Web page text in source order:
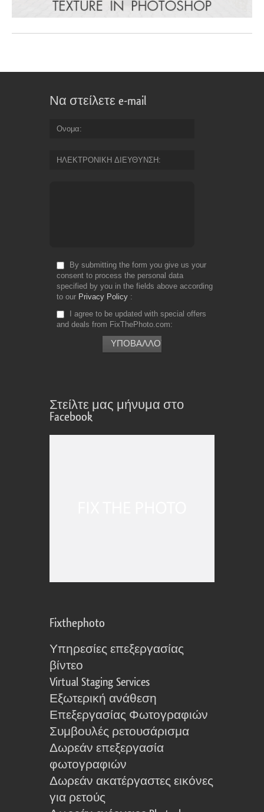
Να στείλετε e-mail
Ονομα
ΗΛΕΚΤΡΟΝΙΚΗ ΔΙΕΥΘΥΝΣΗ
By submitting the form you give us your
consent to process the personal data
specified by you in the fields above according
to our Privacy Policy
I agree to be updated with special offers
and deals from FixThePhoto.com
Στείλτε μας μήνυμα στο
Facebook
Fixthephoto
Υπηρεσίες επεξεργασίας
βίντεο
Virtual Staging Services
Εξωτερική ανάθεση
Επεξεργασίας Φωτογραφιών
Συμβουλές ρετουσάρισμα
Δωρεάν επεξεργασία
φωτογραφιών
Δωρεάν ακατέργαστες εικόνες
για ρετούς